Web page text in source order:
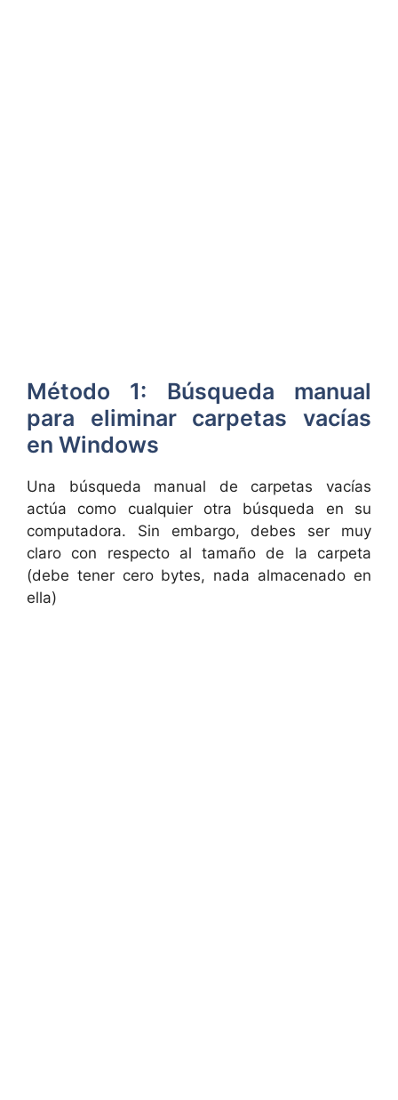
Método 1: Búsqueda manual
para eliminar carpetas vacías
en Windows
Una búsqueda manual de carpetas vacías
actúa como cualquier otra búsqueda en su
computadora. Sin embargo, debes ser muy
claro con respecto al tamaño de la carpeta
(debe tener cero bytes, nada almacenado en
ella)